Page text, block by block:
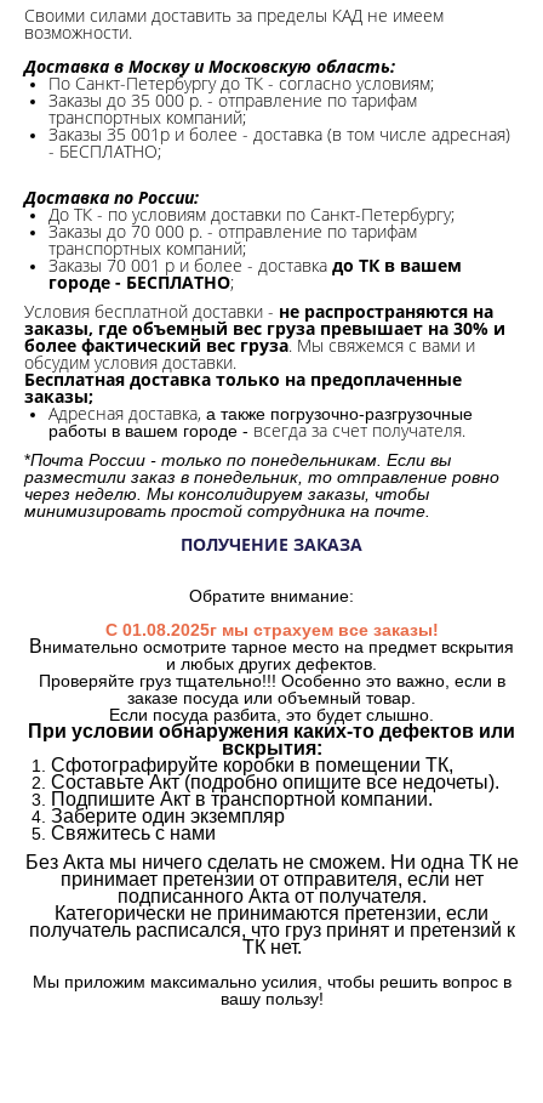
Своими силами доставить за пределы КАД не имеем
возможности.​
Доставка в Москву и Московскую область:
По Санкт-Петербургу до ТК - согласно условиям;
Заказы до 35 000 р. - отправление по тарифам
транспортных компаний;
Заказы 35 001р и более - доставка (в том числе адресная)
- БЕСПЛАТНО;
Доставка по России:
До ТК - по условиям доставки по Санкт-Петербургу;
Заказы до 70 000 р. - отправление по тарифам
транспортных компаний;
Заказы 70 001 р и более - доставка до ТК в вашем
городе - БЕСПЛАТНО;
Условия бесплатной доставки - не распространяются на
заказы, где объемный вес груза превышает на 30% и
более фактический вес груза. Мы свяжемся с вами и
обсудим условия доставки.
Бесплатная доставка только на предоплаченные
заказы;
Адресная доставка, а также погрузочно-разгрузочные
работы в вашем городе - всегда за счет получателя.
*Почта России - только по понедельникам. Если вы
разместили заказ в понедельник, то отправление ровно
через неделю. Мы консолидируем заказы, чтобы
минимизировать простой сотрудника на почте.
ПОЛУЧЕНИЕ ЗАКАЗА
Обратите внимание:
С 01.08.2025г мы страхуем все заказы!
Внимательно осмотрите тарное место на предмет вскрытия
и любых других дефектов.
Проверяйте груз тщательно!!! Особенно это важно, если в
заказе посуда или объемный товар.
Если посуда разбита, это будет слышно.
При условии обнаружения каких-то дефектов или
вскрытия:
Сфотографируйте коробки в помещении ТК,
Составьте Акт (подробно опишите все недочеты).
Подпишите Акт в транспортной компании.
Заберите один экземпляр
Свяжитесь с нами
Без Акта мы ничего сделать не сможем. Ни одна ТК не
принимает претензии от отправителя, если нет
подписанного Акта от получателя.
Категорически не принимаются претензии, если
получатель расписался, что груз принят и претензий к
ТК нет.
Мы приложим максимально усилия, чтобы решить вопрос в
вашу пользу!